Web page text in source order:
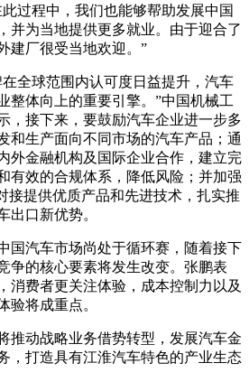
过程中，我们也能够帮助发展中国
并为当地提供更多就业。由于迎合了
建厂很受当地欢迎。”
全球范围内认可度日益提升，汽车
整体向上的重要引擎。”中国机械工
，接下来，要鼓励汽车企业进一步多
和生产面向不同市场的汽车产品；通
外金融机构及国际企业合作，建立完
有效的合规体系，降低风险；并加强
接提供优质产品和先进技术，扎实推
出口新优势。
国汽车市场尚处于循环赛，随着接下
争的核心要素将发生改变。张鹏表
消费者更关注体验，成本控制力以及
验将成重点。
推动战略业务借势转型，发展汽车金
，打造具有江淮汽车特色的产业生态